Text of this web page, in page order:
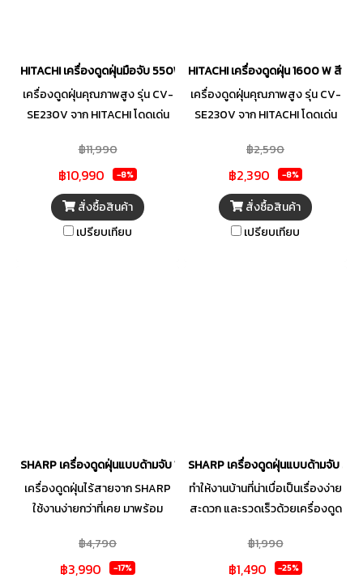
HITACHI เครื่องดูดฝุ่นมือจับ 550W สีแชมเปญโกลด์ รุ่น PV-XH4PCGCTH
เครื่องดูดฝุ่นคุณภาพสูง รุ่น CV-
SE230V จาก HITACHI โดดเด่น
สะอาดที่ล้ำลึก ด้วยหัวดูดฝุ่นชนิด
พิเศษที่ช่วยกำจัดไรฝุ่นได้อย่าง
หมดจด หมดปัญหาเส้นผมพันใน
ตัวเครื่องด้วยระบบการทำงานที่
ตอบสนองกันอย่างดี มาพร้อม
฿11,990
฿10,990 -8%
สั่งซื้อสินค้า
เปรียบเทียบ
HITACHI เครื่องดูดฝุ่น 1600 W สีน้ำเ
เครื่องดูดฝุ่นคุณภาพสูง รุ่น CV-
SE230V จาก HITACHI โดดเด่น
สะอาดที่ล้ำลึก ด้วยหัวดูดฝุ่นชนิด
พิเศษที่ช่วยกำจัดไรฝุ่นได้อย่าง
หมดจด หมดปัญหาเส้นผมพันใน
ตัวเครื่องด้วยระบบการทำงานที่
ตอบสนองกันอย่างดี มาพร้อม
฿2,590
฿2,390 -8%
สั่งซื้อสินค้า
เปรียบเทียบ
SHARP เครื่องดูดฝุ่นแบบด้ามจับ 150 W รุ่น EC-SC75B-B
เครื่องดูดฝุ่นไร้สายจาก SHARP
ใช้งานง่ายกว่าที่เคย มาพร้อม
ประสิทธิภาพการดูดฝุ่นและ
ป้องกันการอุดตันด้วยระบบกรอง
฿4,790
฿3,990 -17%
SHARP เครื่องดูดฝุ่นแบบด้ามจับ
ทำให้งานบ้านที่น่าเบื่อเป็นเรื่องง่าย
สะดวก และรวดเร็วด้วยเครื่องดูด
คนสำคัญคนใหม่ของคุณที่จะทำให้
บ้านสะอาดหมดจดได้อย่าง
฿1,990
฿1,490 -25%